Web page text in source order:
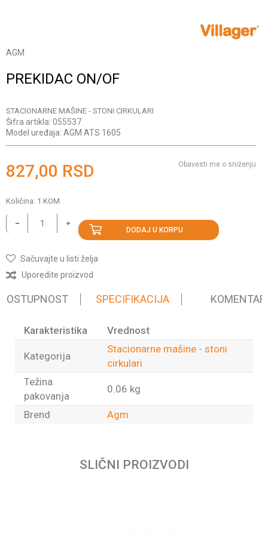
AGM
PREKIDAC ON/OF
STACIONARNE MAŠINE - STONI CIRKULARI
Šifra artikla: 055537
Model uređaja: AGM ATS 1605
827,00 RSD Obavesti me o sniženju
Količina: 1 KOM
DODAJ U KORPU
Sačuvajte u listi želja
Uporedite proizvod
SPECIFIKACIJA
Karakteristika Vrednost
Kategorija
Stacionarne mašine - stoni
cirkulari
Težina
pakovanja
0.06 kg
Brend Agm
SLIČNI PROIZVODI